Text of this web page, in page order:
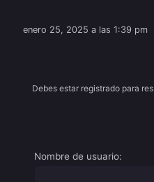
enero 25, 2025 a las 1:39 pm
Debes estar registrado para
Nombre de usuario: